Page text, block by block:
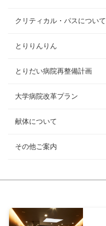
クリティカル・パスについて
とりりんりん
とりだい病院再整備計画
大学病院改革プラン
献体について
その他ご案内